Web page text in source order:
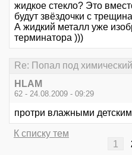
жидкое стекло? Это
будут звёздочки с
А жидкий металл уже
терминатора )))
Re: Попал под
HLAM
62 - 24.08.2009 - 09:29
протри влажными
К списку тем
1